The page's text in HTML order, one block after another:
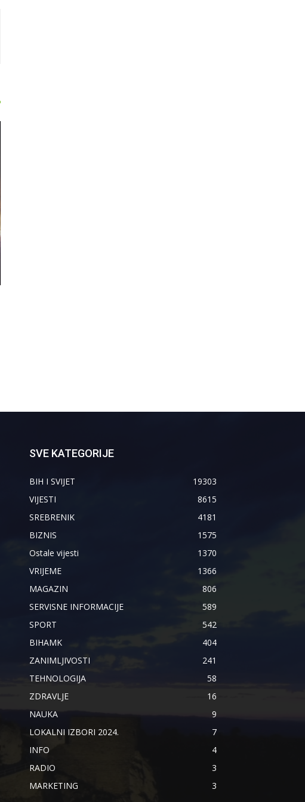
SVE KATEGORIJE
BIH I SVIJET
19303
VIJESTI
8615
SREBRENIK
4181
BIZNIS
1575
Ostale vijesti
1370
VRIJEME
1366
MAGAZIN
806
SERVISNE INFORMACIJE
589
SPORT
542
BIHAMK
404
ZANIMLJIVOSTI
241
TEHNOLOGIJA
58
ZDRAVLJE
16
NAUKA
9
LOKALNI IZBORI 2024.
7
INFO
4
RADIO
3
MARKETING
3